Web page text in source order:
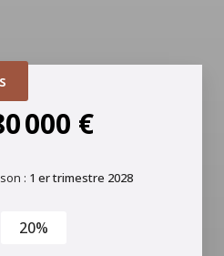
000 €
: 1 er trimestre 2028
20%